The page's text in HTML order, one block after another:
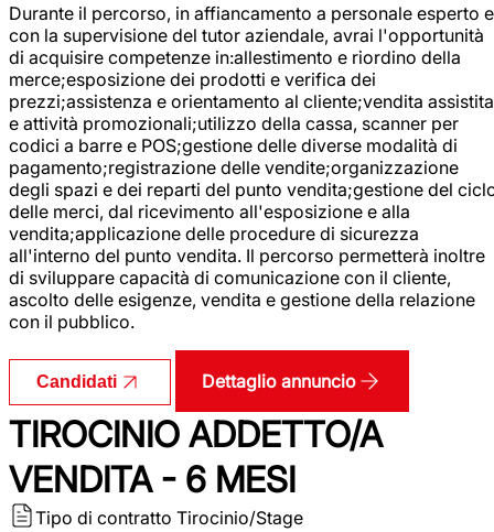
Durante il percorso, in affiancamento a personale esperto e
con la supervisione del tutor aziendale, avrai l'opportunità
di acquisire competenze in:allestimento e riordino della
merce;esposizione dei prodotti e verifica dei
prezzi;assistenza e orientamento al cliente;vendita assistita
e attività promozionali;utilizzo della cassa, scanner per
codici a barre e POS;gestione delle diverse modalità di
pagamento;registrazione delle vendite;organizzazione
degli spazi e dei reparti del punto vendita;gestione del
delle merci, dal ricevimento all'esposizione e alla
vendita;applicazione delle procedure di sicurezza
all'interno del punto vendita. Il percorso permetterà inoltre
di sviluppare capacità di comunicazione con il cliente,
ascolto delle esigenze, vendita e gestione della relazione
con il pubblico.
Candidati Dettaglio annuncio
TIROCINIO ADDETTO/A
VENDITA - 6 MESI
Tipo di contratto Tirocinio/Stage